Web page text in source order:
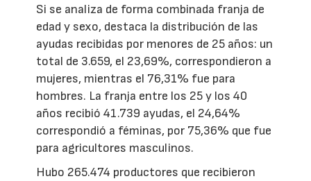
Si se analiza de forma combinada franja de
edad y sexo, destaca la distribución de las
ayudas recibidas por menores de 25 años: un
total de 3.659, el 23,69%, correspondieron a
mujeres, mientras el 76,31% fue para
hombres. La franja entre los 25 y los 40
años recibió 41.739 ayudas, el 24,64%
correspondió a féminas, por 75,36% que fue
para agricultores masculinos.
Hubo 265.474 productores que recibieron